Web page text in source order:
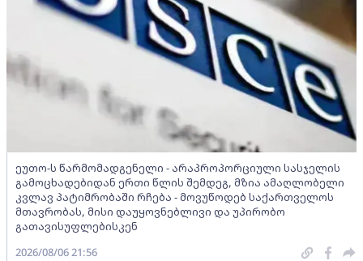
ეუთო-ს წარმომადგენელი - არაპროპორციული სასჯელის
გამოცხადებიდან ერთი წლის შემდეგ, მზია ამაღლობელი
კვლავ პატიმრობაში რჩება - მოვუწოდებ საქართველოს
მთავრობას, მისი დაუყოვნებლივი და უპირობო
გათავისუფლებისკენ
2026/08/06 21:56